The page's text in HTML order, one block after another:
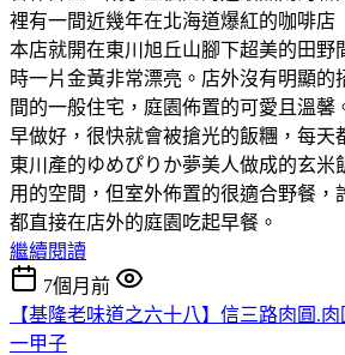
裡有一間近幾年在北海道爆紅的咖啡店
本店就開在東川旭丘山腳下超美的田野
時一片金黃非常漂亮。店外沒有明顯的
間的一般住宅，庭園佈置的可愛且溫馨
早做好，很快就會被搶光的飯糰，每天
東川產的ゆめぴりか夢美人做成的玄米
用的空間，但室外佈置的很適合野餐，
都直接在店外的庭園吃起早餐。
繼續閱讀
7個月前
【基隆老味道之六十八】信三路肉圓.
一甲子